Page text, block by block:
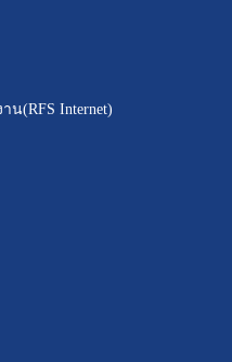
(RFS Internet)